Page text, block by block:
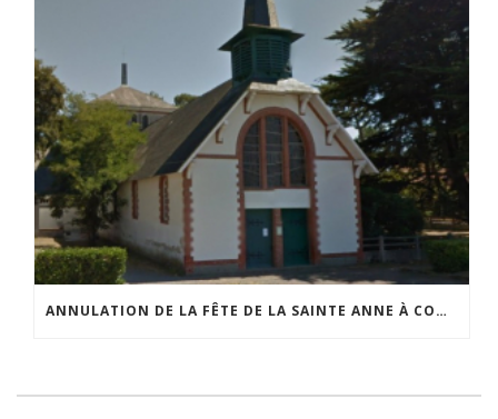
ANNULATION DE LA FÊTE DE LA SAINTE ANNE À COMBERGE